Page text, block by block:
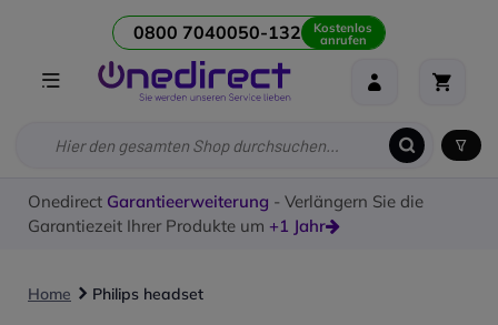
0800 7040050-132 Kostenlos
anrufen
Onedirect Garantieerweiterung - Verlängern Sie die
Garantiezeit Ihrer Produkte um +1 Jahr
Home Philips headset